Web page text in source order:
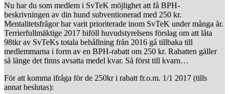
Nu har du som medlem i SvTeK möjlighet att få BPH-
beskrivningen av din hund subventionerad med 250 kr.
Mentalitetsfrågor har varit prioriterade inom SvTeK under många år.
Terrierfullmäktige 2017 biföll huvudstyrelsens förslag om att låta
98tkr av SvTeKs totala behållning från 2016 gå tillbaka till
medlemmarna i form av en BPH-rabatt om 250 kr. Rabatten gäller
så länge det finns avsatta medel kvar. Så först till kvarn…
För att komma ifråga för de 250kr i rabatt fr.o.m. 1/1 2017 (tills
annat beslutas):